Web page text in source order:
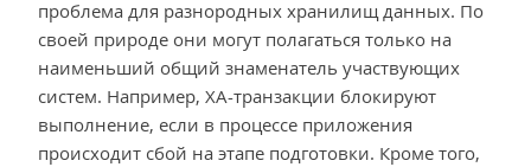
проблема для разнородных хранилищ данных. По
своей природе они могут полагаться только на
наименьший общий знаменатель участвующих
систем. Например, XA-транзакции блокируют
выполнение, если в процессе приложения
происходит сбой на этапе подготовки. Кроме того,